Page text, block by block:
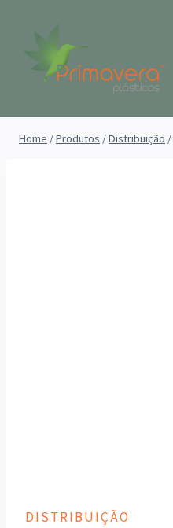
Conteúdo
Home /Produtos /Distribuição /
DISTRIBUIÇÃO